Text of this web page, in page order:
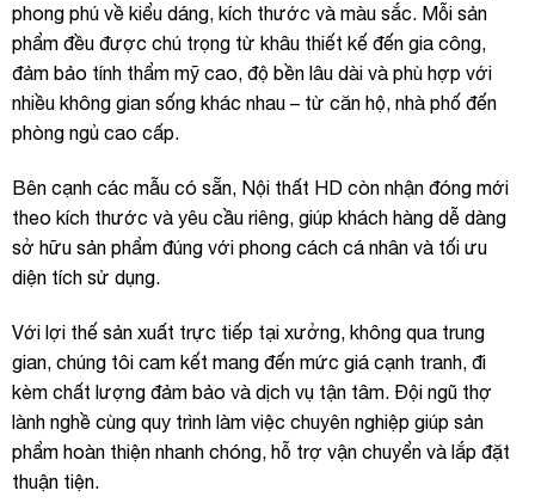
phong phú về kiểu dáng, kích thước và màu sắc. Mỗi sản
phẩm đều được chú trọng từ khâu thiết kế đến gia công,
đảm bảo tính thẩm mỹ cao, độ bền lâu dài và phù hợp với
nhiều không gian sống khác nhau – từ căn hộ, nhà phố đến
phòng ngủ cao cấp.
Bên cạnh các mẫu có sẵn, Nội thất HD còn nhận đóng mới
theo kích thước và yêu cầu riêng, giúp khách hàng dễ dàng
sở hữu sản phẩm đúng với phong cách cá nhân và tối ưu
diện tích sử dụng.
Với lợi thế sản xuất trực tiếp tại xưởng, không qua trung
gian, chúng tôi cam kết mang đến mức giá cạnh tranh, đi
kèm chất lượng đảm bảo và dịch vụ tận tâm. Đội ngũ thợ
lành nghề cùng quy trình làm việc chuyên nghiệp giúp sản
phẩm hoàn thiện nhanh chóng, hỗ trợ vận chuyển và lắp đặt
thuận tiện.